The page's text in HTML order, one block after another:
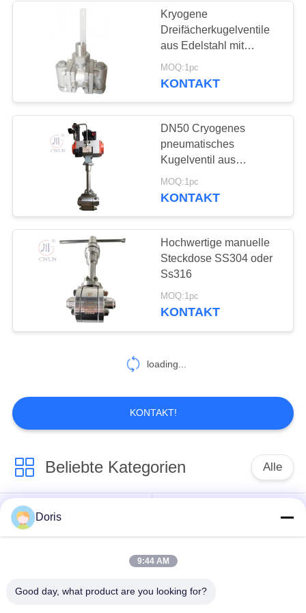
Kälteerzeugendes
Sockel-
Schweißungs-
Kugel-Ventil
62
Kälteerzeugendes
angeflanschtes
Kugel-Ventil
Kälteerzeugendes
7
Kälteerzeugendes
elektropneumatisches
10
Kryogene
Dreifächerkugelventile
aus Edelstahl mit
Sprengscheibe
LNG/LOX/LN2/LAR
MOQ:1pc
KONTAKT
DN50 Cryogenes
pneumatisches
Kugelventil aus
Edelstahl für
Kryopumpen für
MOQ:1pc
KONTAKT
Hochwertige manuelle
Steckdose SS304 oder
Ss316
MOQ:1pc
KONTAKT
loading...
KONTAKT!
Beliebte Kategorien Alle
Tieftemperatur-
Absperrventil
Rückschlagventil
kälteerzeugendes
Sicherheitsventil
Doris
9:44 AM
Good day, what product are you looking for?